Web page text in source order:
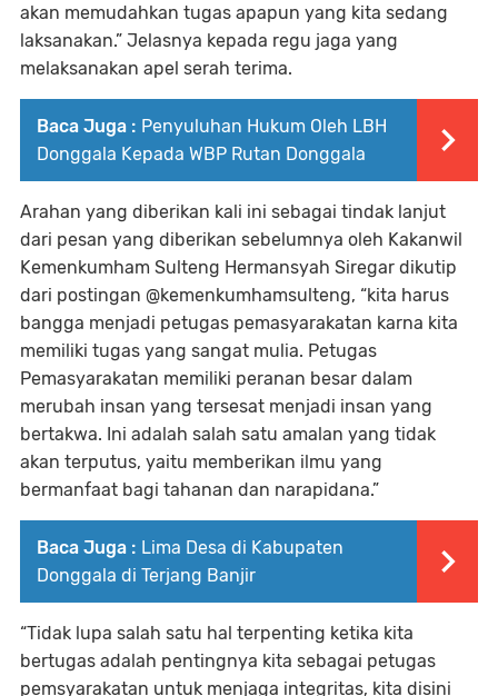
akan memudahkan tugas apapun yang kita sedang
laksanakan.” Jelasnya kepada regu jaga yang
melaksanakan apel serah terima.
Baca Juga : Penyuluhan Hukum Oleh LBH
Donggala Kepada WBP Rutan Donggala
Arahan yang diberikan kali ini sebagai tindak lanjut
dari pesan yang diberikan sebelumnya oleh Kakanwil
Kemenkumham Sulteng Hermansyah Siregar dikutip
dari postingan @kemenkumhamsulteng, “kita harus
bangga menjadi petugas pemasyarakatan karna kita
memiliki tugas yang sangat mulia. Petugas
Pemasyarakatan memiliki peranan besar dalam
merubah insan yang tersesat menjadi insan yang
bertakwa. Ini adalah salah satu amalan yang tidak
akan terputus, yaitu memberikan ilmu yang
bermanfaat bagi tahanan dan narapidana.”
Baca Juga : Lima Desa di Kabupaten
Donggala di Terjang Banjir
“Tidak lupa salah satu hal terpenting ketika kita
bertugas adalah pentingnya kita sebagai petugas
pemsyarakatan untuk menjaga integritas, kita disini